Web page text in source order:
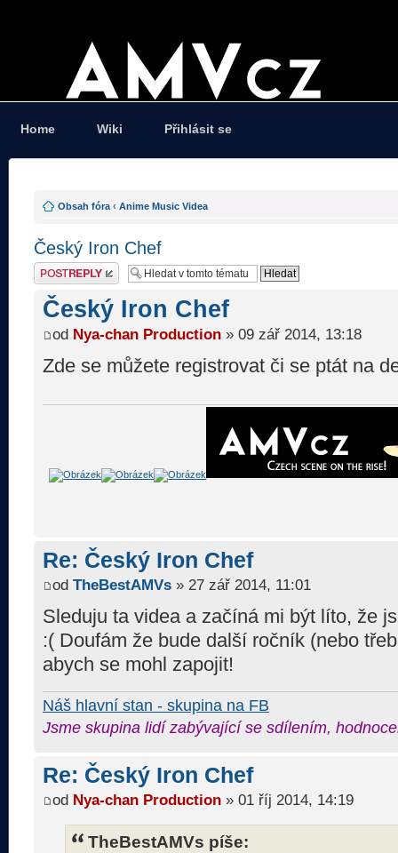
Home Wiki Přihlásit se
Obsah fóra ‹ Anime Music Videa
Český Iron Chef
Odeslat odpověď
Český Iron Chef
od Nya-chan Production » 09 zář 2014, 13:18
Zde se můžete registrovat či se ptát na
Re: Český Iron Chef
od TheBestAMVs » 27 zář 2014, 11:01
Sleduju ta videa a začíná mi být líto, že
:( Doufám že bude další ročník (nebo
abych se mohl zapojit!
Náš hlavní stan - skupina na FB
Jsme skupina lidí zabývající se sdílením,
Re: Český Iron Chef
od Nya-chan Production » 01 říj 2014, 14:19
TheBestAMVs píše: